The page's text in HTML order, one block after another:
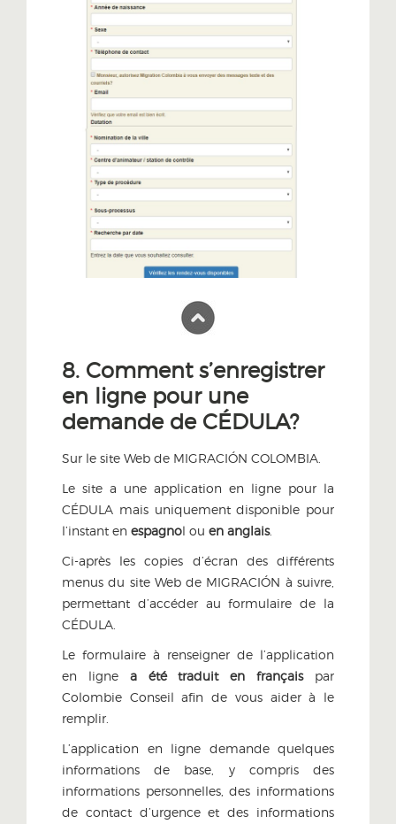
8. Comment s’enregistrer
en ligne pour une
demande de CÉDULA?
Sur le site Web de MIGRACIÓN COLOMBIA.
Le site a une application en ligne pour la
CÉDULA mais uniquement disponible pour
l’instant en espagnol ou en anglais.
Ci-après les copies d’écran des différents
menus du site Web de MIGRACIÓN à suivre,
permettant d’accéder au formulaire de la
CÉDULA.
Le formulaire à renseigner de l’application
en ligne a été traduit en françaispar
Colombie Conseil afin de vous aider à le
remplir.
L’application en ligne demande quelques
informations de base, y compris des
informations personnelles, des informations
de contact d’urgence et des informations